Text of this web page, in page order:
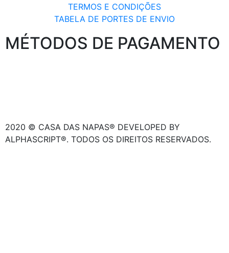
TERMOS E CONDIÇÕES
TABELA DE PORTES DE ENVIO
MÉTODOS DE PAGAMENTO
2020 © CASA DAS NAPAS® DEVELOPED BY
ALPHASCRIPT®. TODOS OS DIREITOS RESERVADOS.